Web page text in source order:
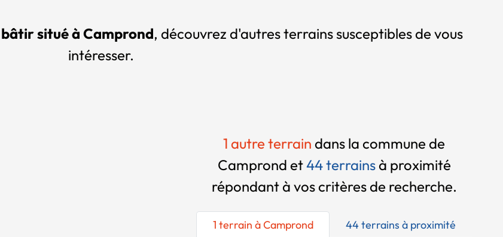
situé à Camprond, découvrez d'autres terrains susceptibles de vous
intéresser.
1 autre terraindans la commune de
Camprond et44 terrainsà proximité
répondant à vos critères de recherche.
1 terrain à Camprond 44 terrains à proximité